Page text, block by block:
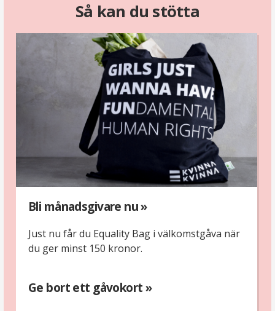
Så kan du stötta
Bli månadsgivare nu »
Just nu får du Equality Bag i välkomstgåva när
du ger minst 150 kronor.
Ge bort ett gåvokort »